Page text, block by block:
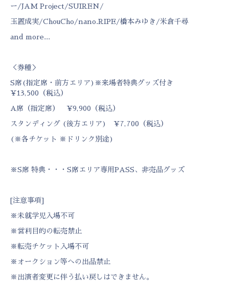
ー/JAM Project/SUIREN/
玉置成実/ChouCho/nano.RIPE/橋本みゆき/米倉千尋
and more...
＜券種＞
S席(指定席・前方エリア)※来場者特典グッズ付き
¥13,500（税込）
A席（指定席） ¥9,900（税込）
スタンディング (後方エリア) ¥7,700（税込）
(※各チケット ※ドリンク別途)
※S席 特典・・・S席エリア専用PASS、非売品グッズ
[注意事項]
※未就学児入場不可
※営利目的の転売禁止
※転売チケット入場不可
※オークション等への出品禁止
※出演者変更に伴う払い戻しはできません。